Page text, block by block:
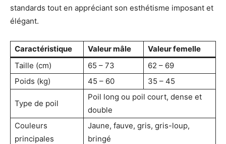
standards tout en appréciant son esthétisme imposant et
élégant.
Caractéristique Valeur mâle
Valeur femelle
Taille (cm)
65 – 73
62 – 69
Poids (kg)
45 – 60 35 – 45
Type de poil
Poil long ou poil court, dense et
double
Couleurs
principales
Jaune, fauve, gris, gris-loup,
bringé